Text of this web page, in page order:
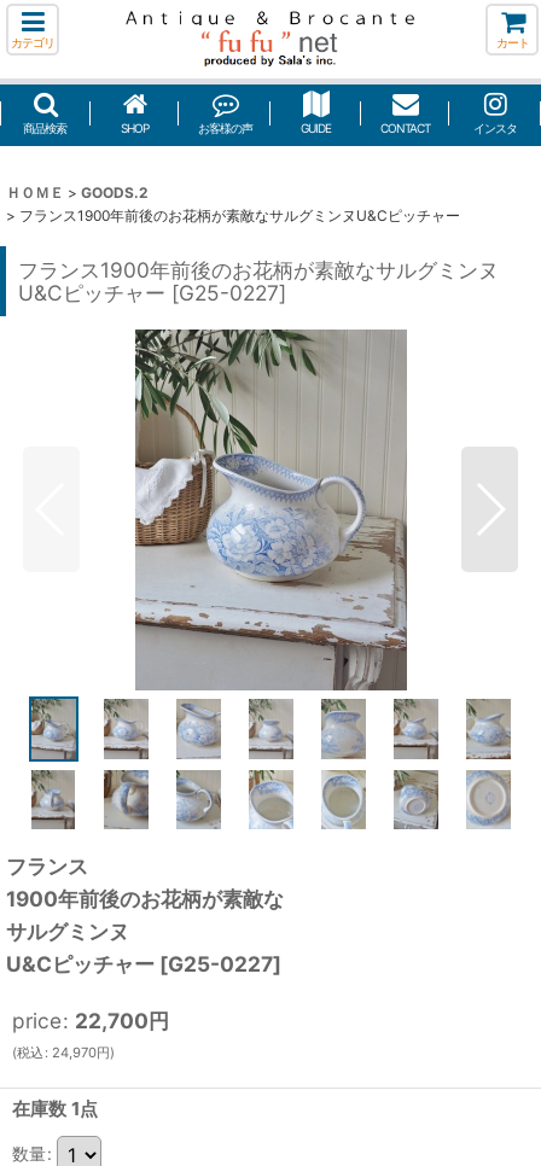
カテゴリ カート
商品検索 SHOP お客様の声 GUIDE CONTACT インスタ
ＨＯＭＥ > GOODS.2
> フランス1900年前後のお花柄が素敵なサルグミンヌU&Cピッチャー
フランス1900年前後のお花柄が素敵なサルグミンヌ
U&Cピッチャー [G25-0227]
フランス
1900年前後のお花柄が素敵な
サルグミンヌ
U&Cピッチャー [G25-0227]
price: 22,700円
(税込 : 24,970円)
在庫数 1点
数量: